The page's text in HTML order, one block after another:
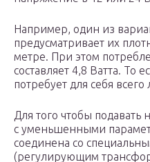
Например, один из
предусматривает их
метре. При этом
составляет 4,8 Ватта. То
потребует для себя
Для того чтобы подавать
с уменьшенными
соединена со
(регулирующим